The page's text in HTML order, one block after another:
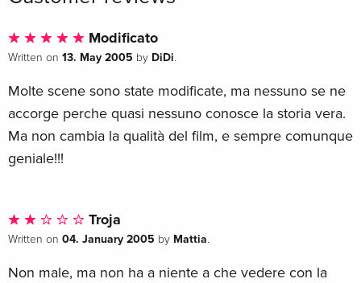
Modificato
Written on 13. May 2005 by DiDi.
Molte scene sono state modificate, ma nessuno se ne
accorge perche quasi nessuno conosce la storia vera.
Ma non cambia la qualità del film, e sempre comunque
geniale!!!
Troja
Written on 04. January 2005 by Mattia.
Non male, ma non ha a niente a che vedere con la